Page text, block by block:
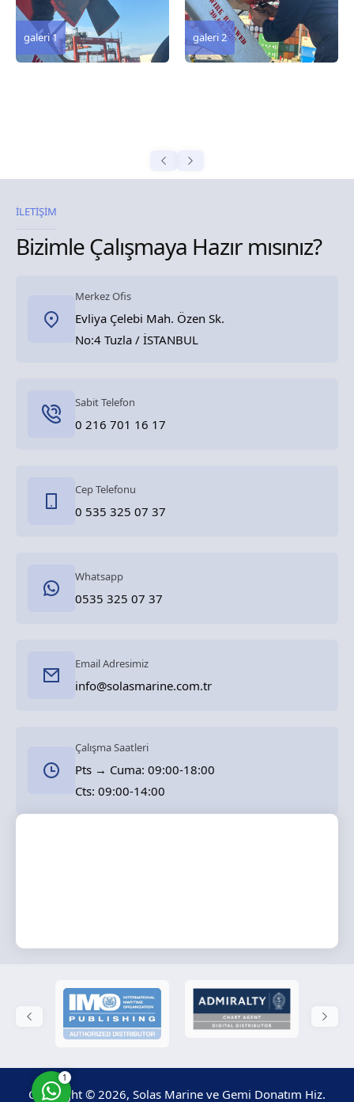
galeri 2
İLETİŞİM
Bizimle Çalışmaya Hazır mısınız?
Merkez Ofis
Evliya Çelebi Mah. Özen Sk.
No:4 Tuzla / İSTANBUL
Sabit Telefon
0 216 701 16 17
Cep Telefonu
0 535 325 07 37
Whatsapp
0535 325 07 37
Email Adresimiz
info@solasmarine.com.tr
Çalışma Saatleri
Pts → Cuma: 09:00-18:00
Cts: 09:00-14:00
Copyright © 2026, Solas Marine ve Gemi Donatım Hiz.
Cevap Yaz
1